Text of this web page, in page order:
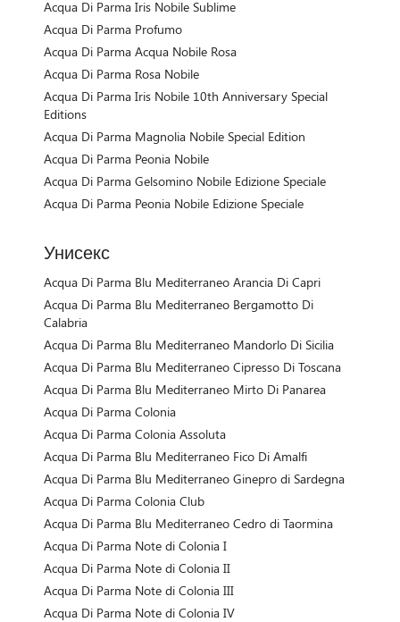
Acqua Di Parma Iris Nobile Sublime
Acqua Di Parma Profumo
Acqua Di Parma Acqua Nobile Rosa
Acqua Di Parma Rosa Nobile
Acqua Di Parma Iris Nobile 10th Anniversary Special
Editions
Acqua Di Parma Magnolia Nobile Special Edition
Acqua Di Parma Peonia Nobile
Acqua Di Parma Gelsomino Nobile Edizione Speciale
Acqua Di Parma Peonia Nobile Edizione Speciale
Унисекс
Acqua Di Parma Blu Mediterraneo Arancia Di Capri
Acqua Di Parma Blu Mediterraneo Bergamotto Di
Calabria
Acqua Di Parma Blu Mediterraneo Mandorlo Di Sicilia
Acqua Di Parma Blu Mediterraneo Cipresso Di Toscana
Acqua Di Parma Blu Mediterraneo Mirto Di Panarea
Acqua Di Parma Colonia
Acqua Di Parma Colonia Assoluta
Acqua Di Parma Blu Mediterraneo Fico Di Amalfi
Acqua Di Parma Blu Mediterraneo Ginepro di Sardegna
Acqua Di Parma Colonia Club
Acqua Di Parma Blu Mediterraneo Cedro di Taormina
Acqua Di Parma Note di Colonia I
Acqua Di Parma Note di Colonia II
Acqua Di Parma Note di Colonia III
Acqua Di Parma Note di Colonia IV